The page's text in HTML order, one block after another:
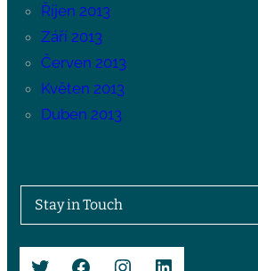
Říjen 2013
Září 2013
Červen 2013
Květen 2013
Duben 2013
Stay in Touch
Twitter Facebook Instagram LinkedIn